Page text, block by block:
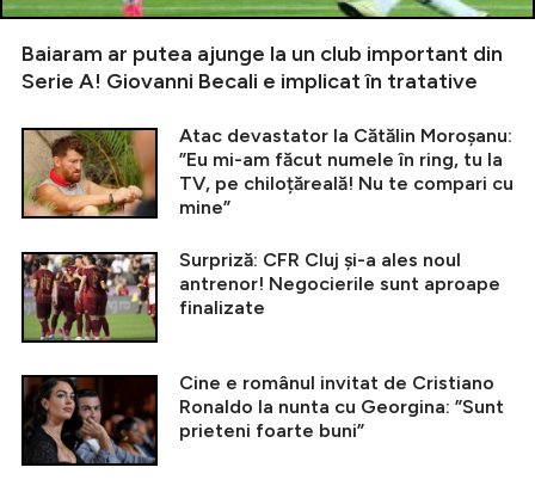
Baiaram ar putea ajunge la un club important din
Serie A! Giovanni Becali e implicat în tratative
Atac devastator la Cătălin Moroșanu:
”Eu mi-am făcut numele în ring, tu la
TV, pe chiloțăreală! Nu te compari cu
mine”
Surpriză: CFR Cluj și-a ales noul
antrenor! Negocierile sunt aproape
finalizate
Cine e românul invitat de Cristiano
Ronaldo la nunta cu Georgina: ”Sunt
prieteni foarte buni”